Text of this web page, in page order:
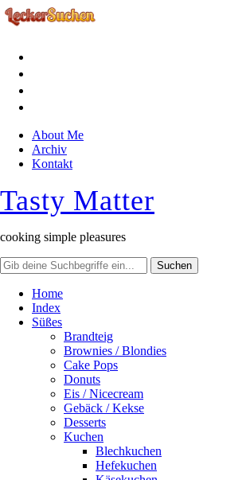
About Me
Archiv
Kontakt
Tasty Matter
cooking simple pleasures
Home
Index
Süßes
Brandteig
Brownies / Blondies
Cake Pops
Donuts
Eis / Nicecream
Gebäck / Kekse
Desserts
Kuchen
Blechkuchen
Hefekuchen